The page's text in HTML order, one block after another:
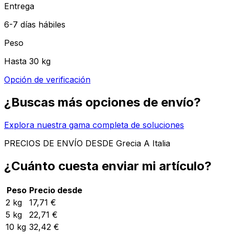
¿Buscas más opciones de envío?
Explora nuestra gama completa de soluciones
PRECIOS DE ENVÍO DESDE Grecia A Italia
¿Cuánto cuesta enviar mi artículo?
Peso Precio desde
2
kg
kg
10kg 32,42 €